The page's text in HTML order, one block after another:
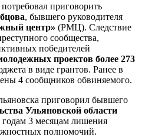
приговорить
, бывшего руководителя
центр» (РМЦ). Следствие
сообщества,
победителей
проектов более 273
в виде грантов. Ранее в
4 сообщников обвиняемого.
приговорил бывшего
Ульяновской области
годам 3 месяцам лишения
полномочий.